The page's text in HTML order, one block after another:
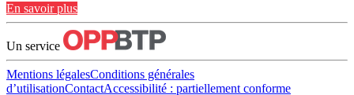
En savoir plus
Un service
Mentions légalesConditions générales
d’utilisationContactAccessibilité : partiellement conforme